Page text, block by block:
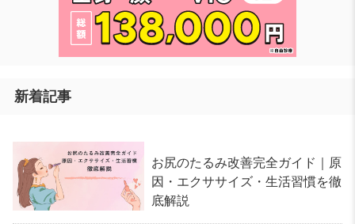
新着記事
お尻のたるみ改善完全ガイド｜原
因・エクササイズ・生活習慣を徹
底解説